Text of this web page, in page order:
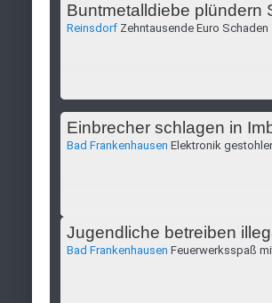
Buntmetalldiebe plündern
Reinsdorf Zehntausende Euro Schaden
Einbrecher schlagen in
Bad Frankenhausen Elektronik
Jugendliche betreiben
Bad Frankenhausen Feuerwerksspaß